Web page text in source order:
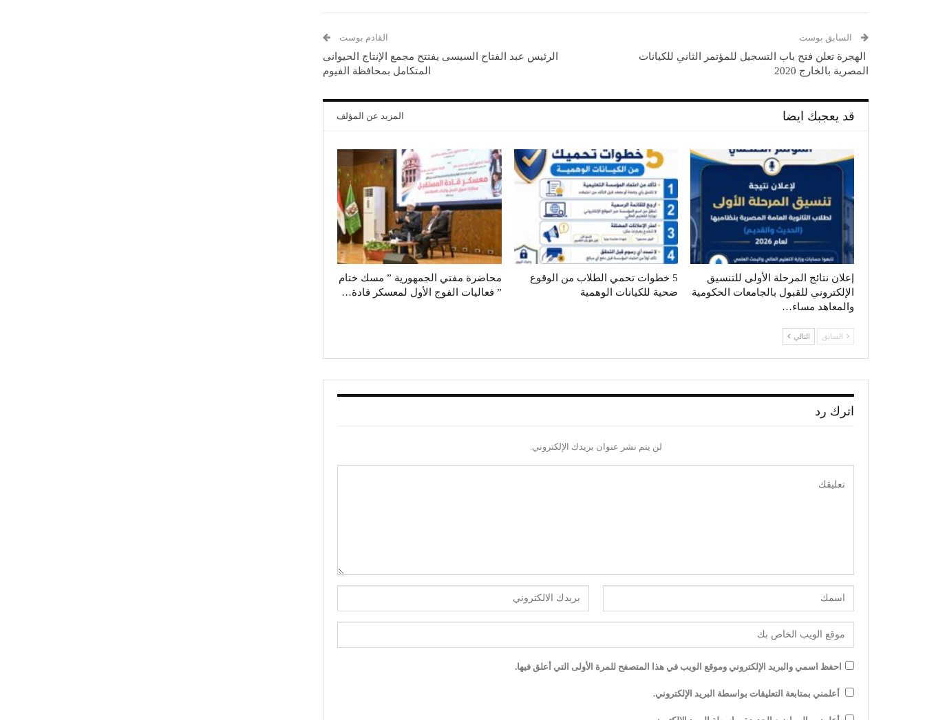
السابق بوست
الهجرة تعلن فتح باب التسجيل للمؤتمر الثاني للكيانات
المصرية بالخارج 2020
القادم بوست
الرئيس عبد الفتاح السيسى يفتتح مجمع الإنتاج الحيوانى
المتكامل بمحافظة الفيوم
قد يعجبك ايضا المزيد عن المؤلف
إعلان نتائج المرحلة الأولى للتنسيق
الإلكتروني للقبول بالجامعات الحكومية
والمعاهد مساء…
5 خطوات تحمي الطلاب من الوقوع
ضحية للكيانات الوهمية
محاضرة مفتي الجمهورية ” مسك ختام
” فعاليات الفوج الأول لمعسكر قادة…
السابق التالي
اترك رد
لن يتم نشر عنوان بريدك الإلكتروني.
احفظ اسمي والبريد الإلكتروني وموقع الويب في هذا المتصفح للمرة الأولى التي أعلق فيها.
أعلمني بمتابعة التعليقات بواسطة البريد الإلكتروني.